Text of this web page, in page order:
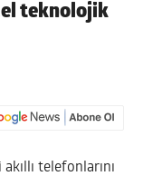
teknolojik
telefonlarını